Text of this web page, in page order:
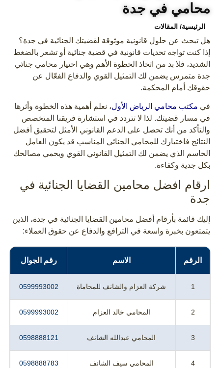
محامي في جدة
الرئيسية/ المقالات
هل تبحث عن حلول قانونية موثوقة لقضيتك الجنائية في جدة؟
إذا كنت تواجه تحديات قانونية في قضية جنائية أو تشعر بالضغط
الشديد، فلا بد من اتخاذ الخطوة الأهم وهي اختيار محامي جنائي
جدة متمرس يضمن لك التمثيل القوي والدفاع الفعّال عن
حقوقك أمام المحكمة.
في مكتب محامي الرياض الأول، نعلم أهمية هذه الخطوة وأثرها
في مسار قضيتك. لذا لا تتردد في استشارة فريقنا المتخصص
والتأكد من أنك تحصل على الدعم القانوني الأمثل لتحقيق أفضل
النتائج فاختيارك للمحامي الجنائي المناسب قد يكون العامل
الحاسم الذي يضمن لك التمثيل القانوني القوي ويحمي مصالحك
بكل جدية وكفاءة.
ارقام افضل محامين القضايا الجنائية في
جدة
إليك قائمة بأرقام أفضل محامين القضايا الجنائية في جدة، الذين
يتمتعون بخبرة واسعة في الترافع والدفاع عن حقوق العملاء:
الرقم الاسم رقم الجوال
1 شركة العزام والشانف للمحاماة 0599993002
2 المحامي خالد العزام 0599993002
3 المحامي عبدالله الشانف 0598888121
4 المحامي سيف الشانف 0598888783